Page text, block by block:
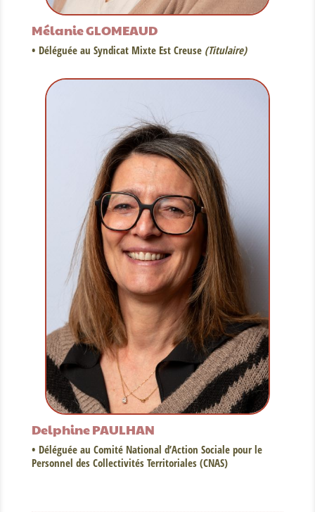
Mélanie GLOMEAUD
• Déléguée au Syndicat Mixte Est Creuse (Titulaire)
Delphine PAULHAN
• Déléguée au Comité National d’Action Sociale pour le
Personnel des Collectivités Territoriales (CNAS)